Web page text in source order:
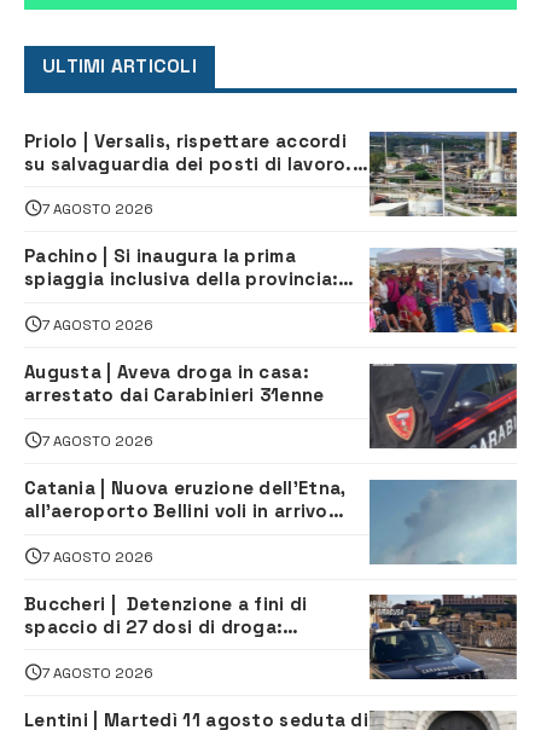
ULTIMI ARTICOLI
Priolo | Versalis, rispettare accordi
su salvaguardia dei posti di lavoro. Il
7 AGOSTO 2026
Pachino | Si inaugura la prima
spiaggia inclusiva della provincia:
tutti
7 AGOSTO 2026
Augusta | Aveva droga in casa:
arrestato dai Carabinieri 31enne
7 AGOSTO 2026
Catania | Nuova eruzione dell’Etna,
all’aeroporto Bellini voli in arrivo
7 AGOSTO 2026
Buccheri | Detenzione a fini di
spaccio di 27 dosi di droga:
7 AGOSTO 2026
Lentini | Martedì 11 agosto seduta di